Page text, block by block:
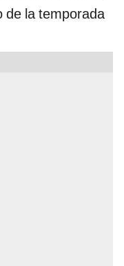
de la temporada